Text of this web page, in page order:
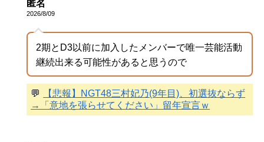
匿名
2026/8/09
2期とD3以前に加入したメンバーで唯一芸能活動
継続出来る可能性があると思うので
💬
【悲報】NGT48三村妃乃(9年目)、初選抜ならず
→「意地を張らせてください」留年宣言ｗ